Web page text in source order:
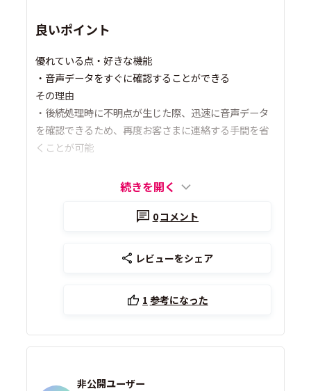
良いポイント
優れている点・好きな機能
・音声データをすぐに確認することができる
その理由
・後続処理時に不明点が生じた際、迅速に音声データ
を確認できるため、再度お客さまに連絡する手間を省
くことが可能
続きを開く
0コメント
レビューをシェア
1 参考になった
非公開ユーザー